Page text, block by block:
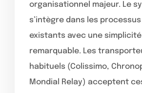
organisationnel majeur. Le
s’intègre dans les
existants avec une simplicité
remarquable. Les
habituels (Colissimo,
Mondial Relay) acceptent